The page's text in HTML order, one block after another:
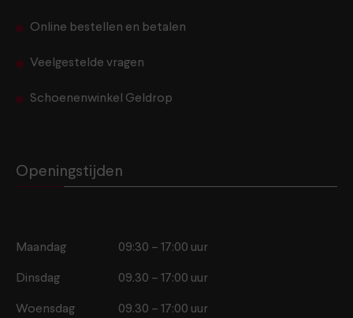
Online bestellen en betalen
Veelgestelde vragen
Schoenenwinkel Geldrop
Openingstijden
Maandag 09:30 – 17:00 uur
Dinsdag 09.30 – 17:00 uur
Woensdag 09.30 – 17:00 uur